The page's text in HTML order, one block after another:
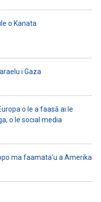
o Kanata
i Gaza
o le a faasā ai le
o le social media
ma faamata’u a Amerika